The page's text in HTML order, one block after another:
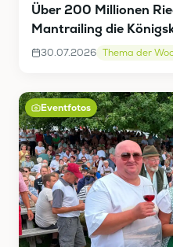
Über 200 Millionen
Mantrailing die
30.07.2026 Thema der
Eventfotos